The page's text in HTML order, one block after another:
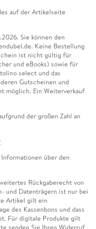
auf der Artikelseite
Sie können den
Keine Bestellung
ist nicht gültig für
und eBooks) sowie für
select und das
Gutscheinen und
möglich. Ein Weiterverkauf
der großen Zahl an
über den
Rückgaberecht von
und Datenträgern ist nur bei
Artikel gilt ein
des Kassenbons und dass
Für digitale Produkte gilt